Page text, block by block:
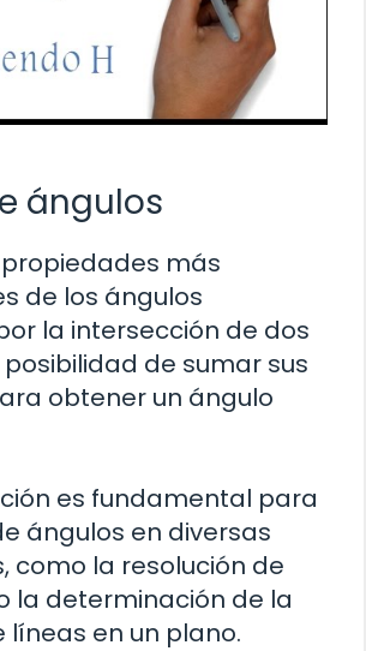
ángulos
más
de los ángulos
la intersección de dos
de sumar sus
obtener un ángulo
es fundamental para
ángulos en diversas
como la resolución de
la determinación de la
líneas en un plano.